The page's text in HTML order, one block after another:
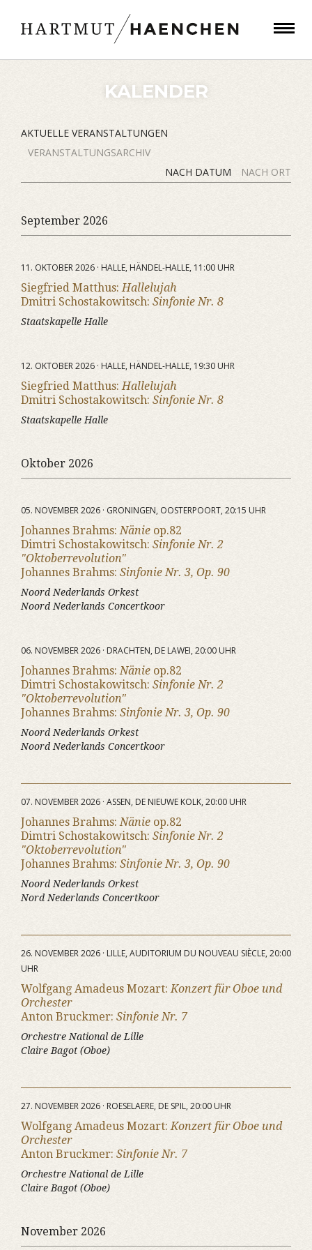
KALENDER
AKTUELLE VERANSTALTUNGEN
VERANSTALTUNGSARCHIV
NACH DATUM
NACH ORT
September 2026
11. OKTOBER 2026 · HALLE, HÄNDEL-HALLE, 11:00 UHR
Siegfried Matthus:Hallelujah
Dmitri Schostakowitsch: Sinfonie Nr. 8
Staatskapelle Halle
12. OKTOBER 2026 · HALLE, HÄNDEL-HALLE, 19:30 UHR
Siegfried Matthus:Hallelujah
Dmitri Schostakowitsch: Sinfonie Nr. 8
Staatskapelle Halle
Oktober 2026
05. NOVEMBER 2026 · GRONINGEN, OOSTERPOORT, 20:15 UHR
Johannes Brahms:Nänie op.82
Dimtri Schostakowitsch: Sinfonie Nr. 2
"Oktoberrevolution"
Johannes Brahms: Sinfonie Nr. 3, Op. 90
Noord Nederlands Orkest
Noord Nederlands Concertkoor
06. NOVEMBER 2026 · DRACHTEN, DE LAWEI, 20:00 UHR
Johannes Brahms:Nänie op.82
Dimtri Schostakowitsch: Sinfonie Nr. 2
"Oktoberrevolution"
Johannes Brahms: Sinfonie Nr. 3, Op. 90
Noord Nederlands Orkest
Noord Nederlands Concertkoor
07. NOVEMBER 2026 · ASSEN, DE NIEUWE KOLK, 20:00 UHR
Johannes Brahms:Nänie op.82
Dimtri Schostakowitsch: Sinfonie Nr. 2
"Oktoberrevolution"
Johannes Brahms: Sinfonie Nr. 3, Op. 90
Noord Nederlands Orkest
Nord Nederlands Concertkoor
26. NOVEMBER 2026 · LILLE, AUDITORIUM DU NOUVEAU SIÈCLE, 20:00
UHR
Wolfgang Amadeus Mozart:Konzert für Oboe und
Orchester
Anton Bruckmer: Sinfonie Nr. 7
Orchestre National de Lille
Claire Bagot (Oboe)
27. NOVEMBER 2026 · ROESELAERE, DE SPIL, 20:00 UHR
Wolfgang Amadeus Mozart:Konzert für Oboe und
Orchester
Anton Bruckmer: Sinfonie Nr. 7
Orchestre National de Lille
Claire Bagot (Oboe)
November 2026